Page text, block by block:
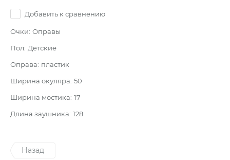
Добавить к сравнению
Очки: Оправы
Пол: Детские
Оправа: пластик
Ширина окуляра: 50
Ширина мостика: 17
Длина заушника: 128
Назад